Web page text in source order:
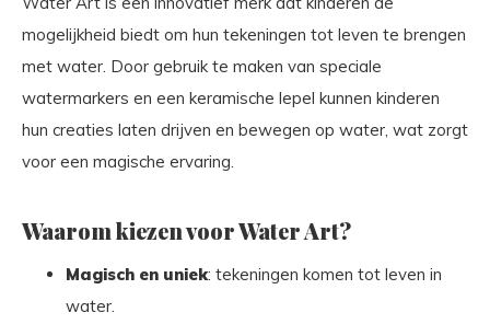
mogelijkheid biedt om hun tekeningen tot leven te brengen
met water. Door gebruik te maken van speciale
watermarkers en een keramische lepel kunnen kinderen
hun creaties laten drijven en bewegen op water, wat zorgt
voor een magische ervaring.
Waarom kiezen voor Water Art?
Magisch en uniek: tekeningen komen tot leven in
water.